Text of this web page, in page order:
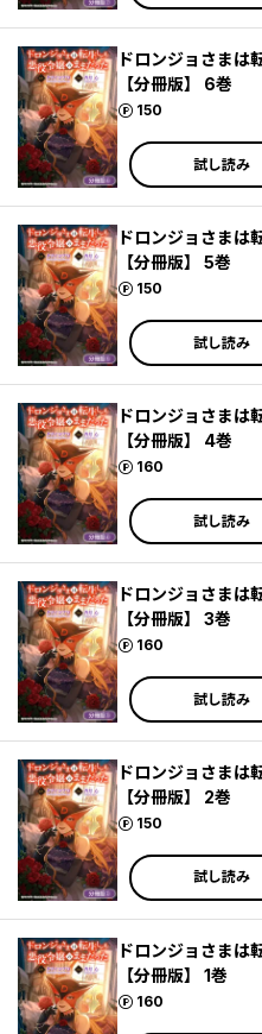
ドロンジョさまは
【分冊版】 6巻
150
ポイント
試し読み
ドロンジョさまは
【分冊版】 5巻
150
ポイント
試し読み
ドロンジョさまは
【分冊版】 4巻
160
ポイント
試し読み
ドロンジョさまは
【分冊版】 3巻
160
ポイント
試し読み
ドロンジョさまは
【分冊版】 2巻
150
ポイント
試し読み
ドロンジョさまは
【分冊版】 1巻
160
ポイント